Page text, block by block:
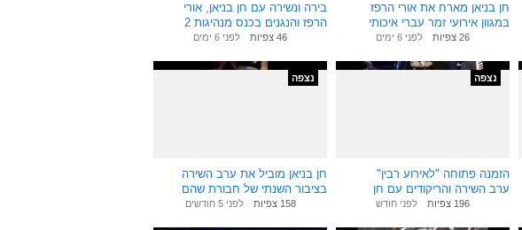
חן בניאן מארח את אורי הרפז
במגוון אירועי זמר עברי איכותי
ובין לאומי26 צפיות לפני 6 ימים
בירה ונשירה עם חן בניאן, אורי
הרפז והנגנים בכנס מנהיגות 2
בתנועה הקיבוצית
46 צפיות לפני 6 ימים
נצפה
הזמנה פתוחה "לאירוע רבין"
ערב השירה והריקודים עם חן
196 צפיות לפני חודש
נצפה
חן בניאן מוביל את ערב השירה
בציבור השנתי של חבורת שהם
158 צפיות לפני 5 חודשים